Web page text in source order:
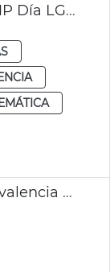
Declaración Institucional FEMP Día LGTBI
Catalá municipalismo ayuda valencia reconstrucción